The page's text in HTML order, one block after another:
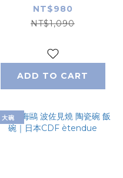
おまち堂
NT$980
NT$1,090
ADD TO CART
大碗